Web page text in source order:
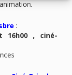
:
16h00 , ciné-